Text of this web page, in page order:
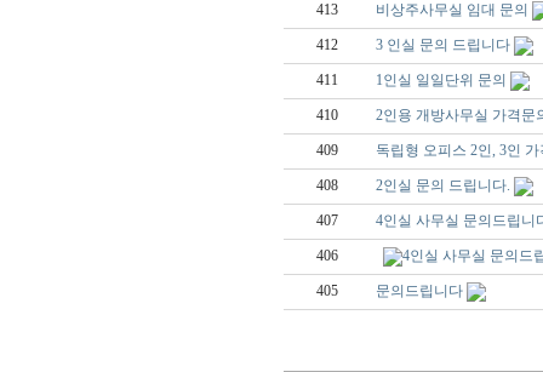
413 비상주사무실 임대 문의
412 3 인실 문의 드립니다
411 1인실 일일단위 문의
410 2인용 개방사무실 가격문
409 독립형 오피스 2인, 3인
408 2인실 문의 드립니다.
407 4인실 사무실 문의드립니
406 4인실 사무실 문의드
405 문의드립니다